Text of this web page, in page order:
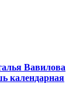
Вавилова
календарная